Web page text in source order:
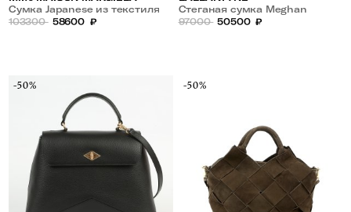
Сумка Japanese из текстиля
103300 58600 ₽
Стеганая сумка Meghan
97000 50500 ₽
-50% -50%